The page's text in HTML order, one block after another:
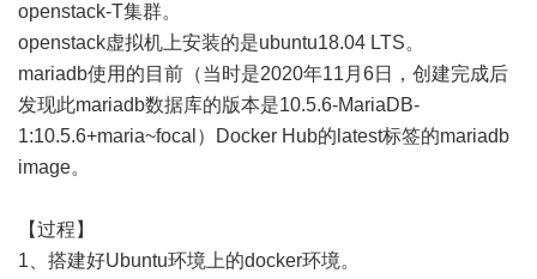
openstack-T集群。
openstack虚拟机上安装的是ubuntu18.04 LTS。
mariadb使用的目前（当时是2020年11月6日，创建完成后
发现此mariadb数据库的版本是10.5.6-MariaDB-
1:10.5.6+maria~focal）Docker Hub的latest标签的mariadb
image。
【过程】
1、搭建好Ubuntu环境上的docker环境。